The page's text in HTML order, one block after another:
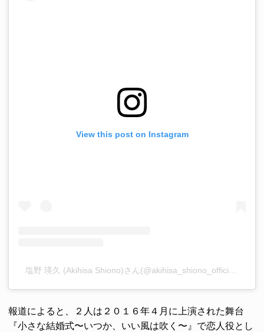
View this post on Instagram
報道によると、２人は２０１６年４月に上演された舞台
『小さな結婚式〜いつか、いい風は吹く〜』で恋人役とし